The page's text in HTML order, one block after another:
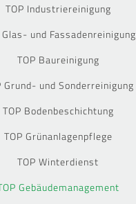
TOP Industriereinigung
Glas- und Fassadenreinigung
TOP Baureinigung
Grund- und Sonderreinigung
TOP Bodenbeschichtung
TOP Grünanlagenpflege
TOP Winterdienst
Gebäudemanagement